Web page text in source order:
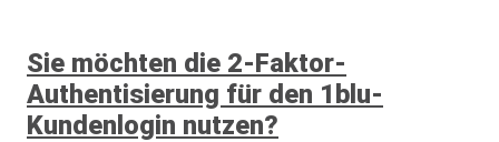
Sie möchten die 2-Faktor-
Authentisierung für den 1blu-
Kundenlogin nutzen?